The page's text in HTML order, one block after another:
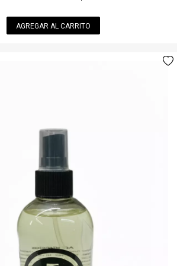
AGREGAR AL CARRITO